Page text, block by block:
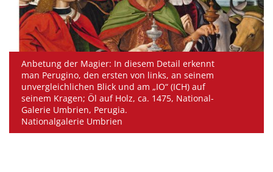
Anbetung der Magier: In diesem Detail erkennt
man Perugino, den ersten von links, an seinem
unvergleichlichen Blick und am „IO“ (ICH) auf
seinem Kragen; Öl auf Holz, ca. 1475, National-
Galerie Umbrien, Perugia.
Nationalgalerie Umbrien